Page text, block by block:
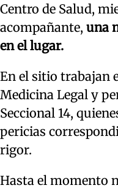
Centro de Salud,
acompañante, una
en el lugar.
En el sitio trabajan
Medicina Legal y
Seccional 14,
pericias
rigor.
Hasta el momento